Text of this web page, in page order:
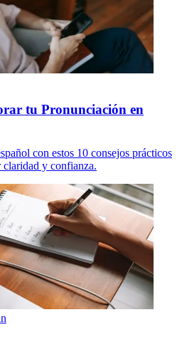
tu Pronunciación en
con estos 10 consejos prácticos
y confianza.